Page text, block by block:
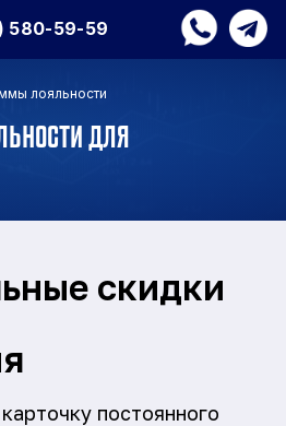
580-59-59
лояльности
для
скидки
постоянного